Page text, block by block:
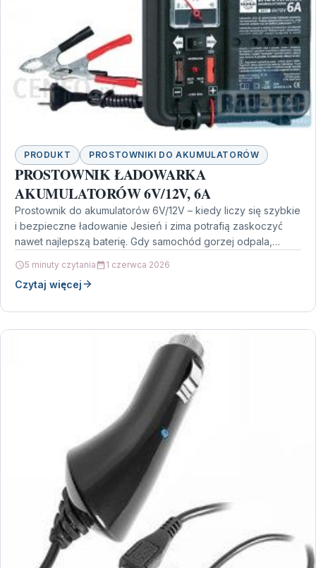
PRODUKT PROSTOWNIKI DO AKUMULATORÓW
PROSTOWNIK ŁADOWARKA
AKUMULATORÓW 6V/12V, 6A
Prostownik do akumulatorów 6V/12V – kiedy liczy się szybkie
i bezpieczne ładowanie Jesień i zima potrafią zaskoczyć
nawet najlepszą baterię. Gdy samochód gorzej odpala,…
5 minuty czytania 1 czerwca 2026
Czytaj więcej